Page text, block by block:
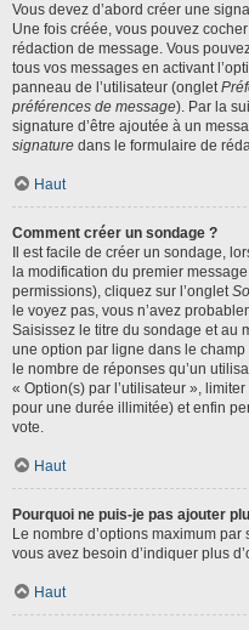
Vous devez d’abord créer une
Une fois créée, vous pouvez
rédaction de message. Vous
tous vos messages en activant
panneau de l’utilisateur (onglet
préférences de message). Par la
signature d’être ajoutée à un
signature dans le formulaire de
Haut
Comment créer un sondage ?
Il est facile de créer un sondage,
la modification du premier
permissions), cliquez sur l’onglet
le voyez pas, vous n’avez
Saisissez le titre du sondage et au
une option par ligne dans le
le nombre de réponses qu’un
« Option(s) par l’utilisateur »,
pour une durée illimitée) et enfin
vote.
Haut
Pourquoi ne puis-je pas ajouter
Le nombre d’options maximum
vous avez besoin d’indiquer plus
Haut